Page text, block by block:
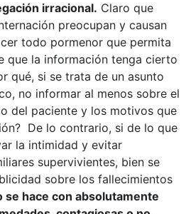
irracional. Claro que
preocupan y causan
todo pormenor que permita
que la información tenga cierto
qué, si se trata de un asunto
no informar al menos sobre el
del paciente y los motivos que
De lo contrario, si de lo que
la intimidad y evitar
supervivientes, bien se
sobre los fallecimientos
se hace con absolutamente